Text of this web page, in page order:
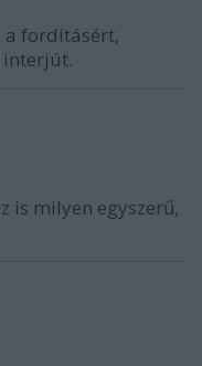
a fordításért,
interjút.
is milyen egyszerű,